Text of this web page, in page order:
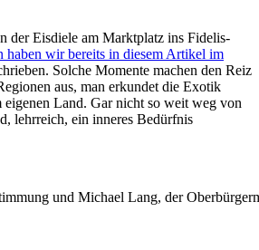
der Eisdiele am Marktplatz ins Fidelis-
haben wir bereits in diesem Artikel im
Solche Momente machen den Reiz
aus, man erkundet die Exotik
eigenen Land. Gar nicht so weit weg von
lehrreich, ein inneres Bedürfnis
und Michael Lang, der